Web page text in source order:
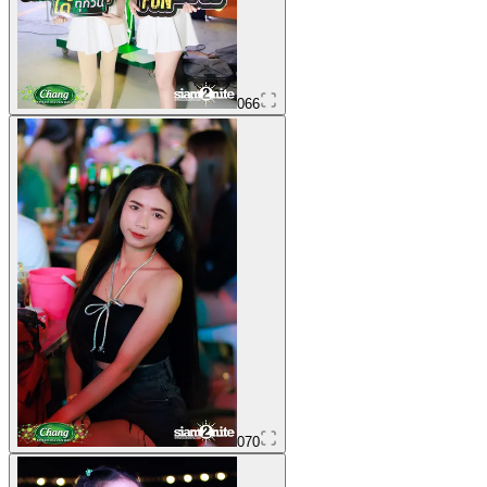
066
070